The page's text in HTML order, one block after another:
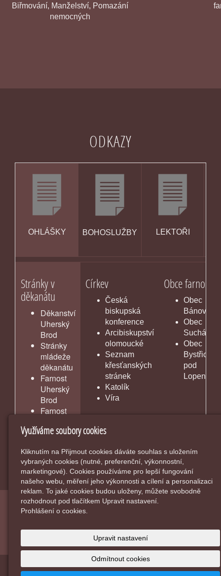
Biřmování, Manželství, Pomazání
nemocných
ODKAZY
OHLÁŠKY BOHOSLUŽBY
LEKTOŘI
Stránky v
děkanátu
Děkanství
Uherský
Brod
Stránky
mládeže
děkanátu
Farnost
Uherský
Brod
Farnost
Církev
Česká
biskupská
konference
Arcibiskupství
olomoucké
Seznam
křesťanských
stránek
Katolík
Víra
Obce farnosti
Obec
Bánov
Obec
Suchá Loz
Obec
Bystřice
pod
© 2026Farnost Bánov
inPage-webové stránkys AI,doménaawebhostingu
jediného 5★ registrátora v ČR
Využíváme soubory cookies
Kliknutím na Přijmout cookies dáváte souhlas s uložením
vybraných cookies (nutné, preferenční, výkonnostní,
marketingové). Cookies používáme pro lepší fungování
našeho webu, měření jeho výkonnosti a cílení a personalizaci
reklam. To jaké cookies budou uloženy, můžete svobodně
rozhodnout pod tlačítkem Upravit nastavení.
Prohlášení o cookies.
Upravit nastavení
Odmítnout cookies